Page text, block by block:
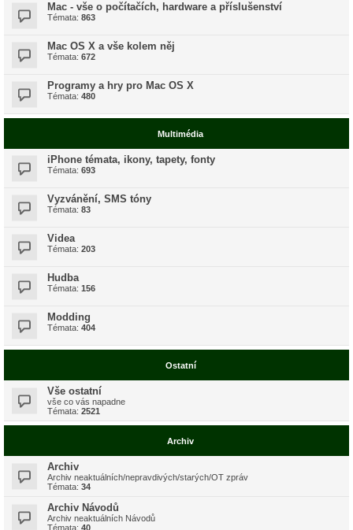
Mac - vše o počítačích, hardware a příslušenství
Témata: 863
Mac OS X a vše kolem něj
Témata: 672
Programy a hry pro Mac OS X
Témata: 480
Multimédia
iPhone témata, ikony, tapety, fonty
Témata: 693
Vyzvánění, SMS tóny
Témata: 83
Videa
Témata: 203
Hudba
Témata: 156
Modding
Témata: 404
Ostatní
Vše ostatní
vše co vás napadne
Témata: 2521
Archiv
Archiv
Archiv neaktuálních/nepravdivých/starých/OT zpráv
Témata: 34
Archiv Návodů
Archiv neaktuálních Návodů
Témata: 40